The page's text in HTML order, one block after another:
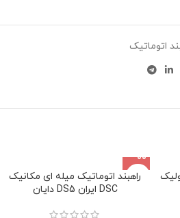
اتوماتیک
راهبند اتوماتیک میله ای مکانیک
DSC ایران DS5 دایان